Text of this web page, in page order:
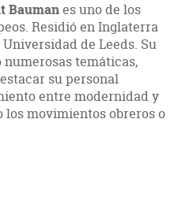
Baumanes uno de los
Residió en Inglaterra
de Leeds. Su
temáticas,
su personal
entre modernidad y
movimientos obreros o